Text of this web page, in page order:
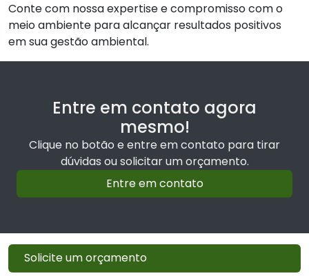
Conte com nossa expertise e compromisso com o
meio ambiente para alcançar resultados positivos
em sua gestão ambiental.
Entre em contato agora
mesmo!
Clique no botão e entre em contato para tirar
dúvidas ou solicitar um orçamento.
Entre em contato
Solicite um orçamento